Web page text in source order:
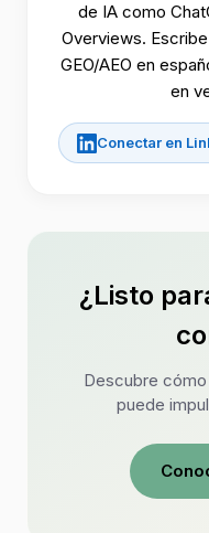
de IA como
Overviews.
GEO/AEO en
en
Conectar en
¿Listo
Descubre
puede